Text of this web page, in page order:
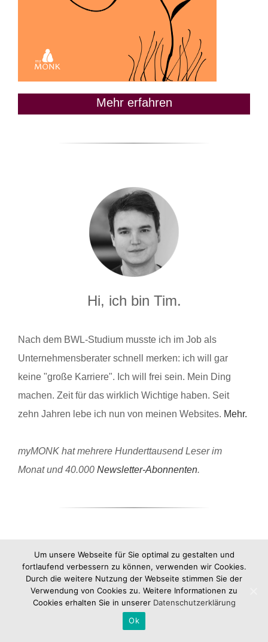
Mehr erfahren
Hi, ich bin Tim.
Nach dem BWL-Studium musste ich im Job als
Unternehmensberater schnell merken: ich will gar
keine "große Karriere". Ich will frei sein. Mein Ding
machen. Zeit für das wirklich Wichtige haben. Seit
zehn Jahren lebe ich nun von meinen Websites. Mehr.
myMONK hat mehrere Hunderttausend Leser im
Monat und 40.000 Newsletter-Abonnenten.
Um unsere Webseite für Sie optimal zu gestalten und
fortlaufend verbessern zu können, verwenden wir Cookies.
Durch die weitere Nutzung der Webseite stimmen Sie der
Verwendung von Cookies zu. Weitere Informationen zu
Cookies erhalten Sie in unserer Datenschutzerklärung
Ok